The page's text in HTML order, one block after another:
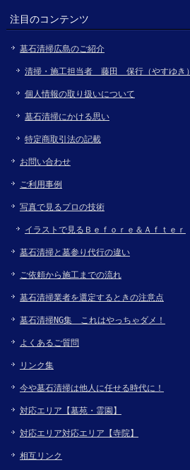
注目のコンテンツ
墓石清掃広島のご紹介
清掃・施工担当者 藤田 保行（やすゆき）
個人情報の取り扱いについて
墓石清掃にかける思い
特定商取引法の記載
お問い合わせ
ご利用事例
写真で見るプロの技術
イラストで見るＢｅｆｏｒｅ＆Ａｆｔｅｒ
墓石清掃と墓参り代行の違い
ご依頼から施工までの流れ
墓石清掃業者を選定するときの注意点
墓石清掃NG集 これはやっちゃダメ！
よくあるご質問
リンク集
今や墓石清掃は他人に任せる時代に！
対応エリア【墓苑・霊園】
対応エリア対応エリア【寺院】
相互リンク